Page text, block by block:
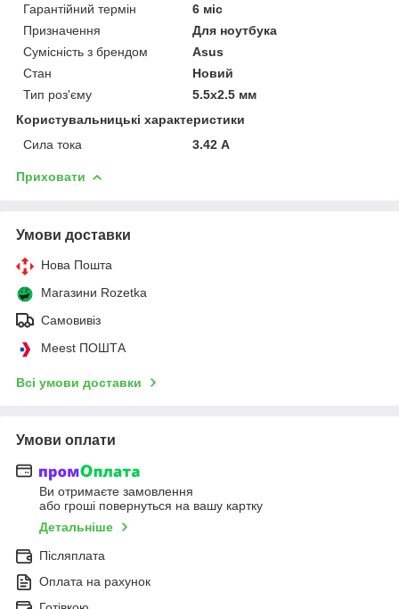
Гарантійний термін
6 міс
Призначення
Для ноутбука
Сумісність з брендом
Asus
Стан
Новий
Тип роз'єму
5.5x2.5 мм
Користувальницькі характеристики
Сила тока
3.42 А
Приховати
Умови доставки
Нова Пошта
Магазини Rozetka
Самовивіз
Meest ПОШТА
Всі умови доставки
Умови оплати
Ви отримаєте замовлення
або гроші повернуться на вашу картку
Детальніше
Післяплата
Оплата на рахунок